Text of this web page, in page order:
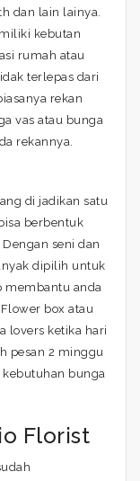
dan lain lainya.
kebutan
rumah atau
terlepas dari
rekan
vas atau bunga
rekannya.
di jadikan satu
berbentuk
seni dan
dipilih untuk
membantu anda
box atau
lovers ketika hari
pesan 2 minggu
bunga
Florist